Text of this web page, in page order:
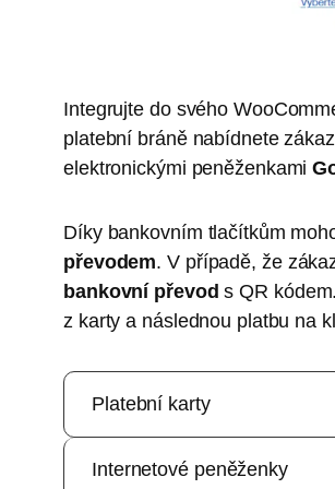
Integrujte do svého
platební bráně nabídnete
elektronickými peněženkami
Díky bankovním tlačítkům
převodem. V případě, že
bankovní převod s QR
z karty a následnou platbu na
Platební karty
Platby platební kartou jsou
Internetové peněženky